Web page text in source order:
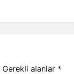
Gerekli alanlar *